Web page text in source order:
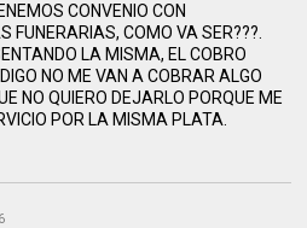
CONVENIO CON
FUNERARIAS, COMO VA SER???.
LA MISMA, EL COBRO
NO ME VAN A COBRAR ALGO
NO QUIERO DEJARLO PORQUE ME
POR LA MISMA PLATA.